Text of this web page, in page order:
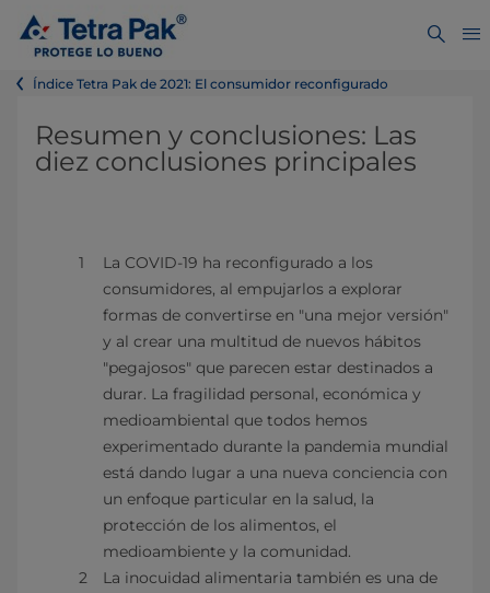
Índice Tetra Pak de 2021: El consumidor reconfigurado
Resumen y conclusiones: Las
diez conclusiones principales
La COVID-19 ha reconfigurado a los
consumidores, al empujarlos a explorar
formas de convertirse en "una mejor versión"
y al crear una multitud de nuevos hábitos
"pegajosos" que parecen estar destinados a
durar. La fragilidad personal, económica y
medioambiental que todos hemos
experimentado durante la pandemia mundial
está dando lugar a una nueva conciencia con
un enfoque particular en la salud, la
protección de los alimentos, el
medioambiente y la comunidad.
La inocuidad alimentaria también es una de